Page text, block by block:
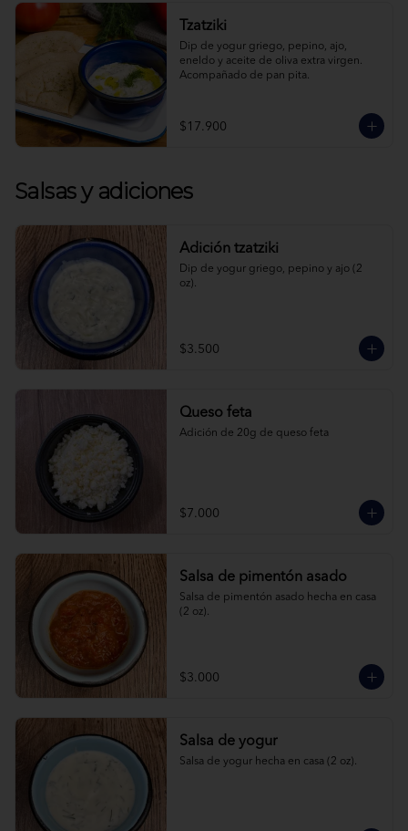
Tzatziki
Dip de yogur griego, pepino, ajo,
eneldo y aceite de oliva extra virgen.
Acompañado de pan pita.
$17.900
Salsas y adiciones
Adición tzatziki
Dip de yogur griego, pepino y ajo (2
oz).
$3.500
Queso feta
Adición de 20g de queso feta
$7.000
Salsa de pimentón asado
Salsa de pimentón asado hecha en casa
(2 oz).
$3.000
Salsa de yogur
Salsa de yogur hecha en casa (2 oz).